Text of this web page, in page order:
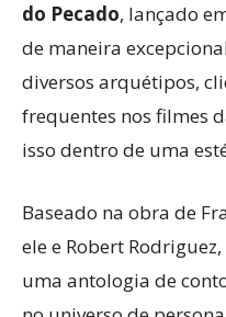
do Pecado, lançado
de maneira
diversos arquétipos,
frequentes nos filmes
isso dentro de uma
Baseado na obra de
ele e Robert
uma antologia de